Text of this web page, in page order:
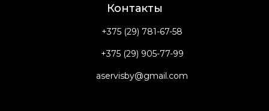
Контакты
+375 (29) 781-67-58
+375 (29) 905-77-99
aservisby@gmail.com